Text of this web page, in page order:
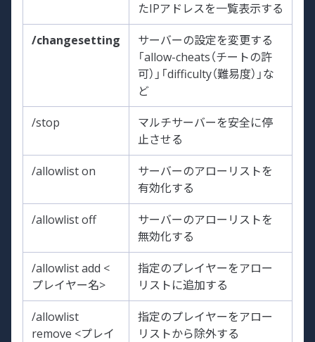
たIPアドレスを一覧表示する
/changesetting
サーバーの設定を変更する
「allow-cheats（チートの許
可）」「difficulty（難易度）」な
ど
/stop
マルチサーバーを安全に停
止させる
/allowlist on
サーバーのアローリストを
有効化する
/allowlist off
サーバーのアローリストを
無効化する
/allowlist add <
プレイヤー名>
指定のプレイヤーをアロー
リストに追加する
/allowlist
remove <プレイ
指定のプレイヤーをアロー
リストから除外する